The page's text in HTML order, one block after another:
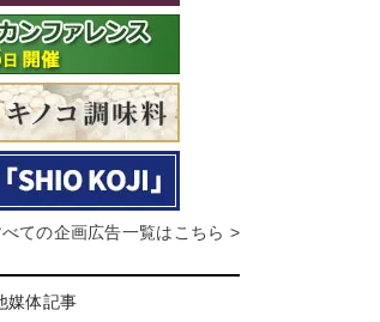
ての企画広告一覧はこちら >
媒体記事